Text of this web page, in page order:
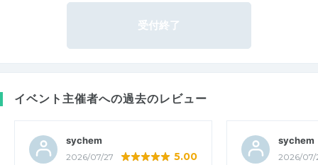
受付終了
イベント主催者への過去のレビュー
sychem
2026/07/27 5.00
sychem
2026/07/